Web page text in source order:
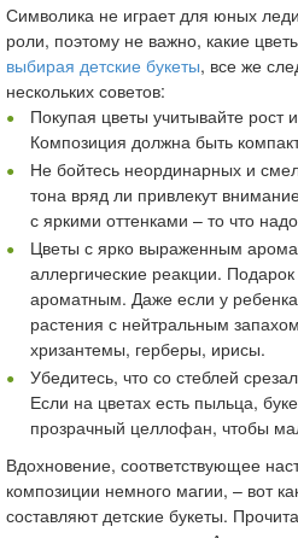
Символика не играет для юных
роли, поэтому не важно, какие
выбирая детские букеты, все же
нескольких советов:
Покупая цветы учитывайте рост
Композиция должна быть
Не бойтесь неординарных и
тона вряд ли привлекут
с яркими оттенками – то что
Цветы с ярко выраженным
аллергические реакции.
ароматным. Даже если у
растения с нейтральным
хризантемы, герберы, ирисы.
Убедитесь, что со стеблей
Если на цветах есть пыльца,
прозрачный целлофан, чтобы
Вдохновение, соответствующее
композиции немного магии, – вот
составляют детские букеты.